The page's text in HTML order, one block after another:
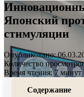
Японский
стимуляции
Опубликовано:
Количество
Время чтения: 7 минут
Содержание